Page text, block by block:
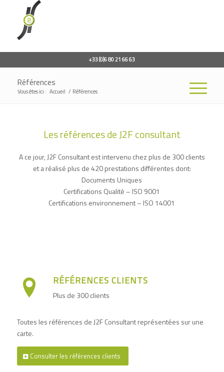
+33 (0)6 80 21 66 63
Références
Vous êtes ici : Accueil / Références
Les références de J2F consultant
A ce jour, J2F Consultant est intervenu chez plus de 300 clients
et a réalisé plus de 420 prestations différentes dont:
Documents Uniques
Certifications Qualité – ISO 9001
Certifications environnement – ISO 14001
RÉFÉRENCES CLIENTS
Plus de 300 clients
Toutes les références de J2F Consultant représentées sur une
carte.
Consulter les références clients